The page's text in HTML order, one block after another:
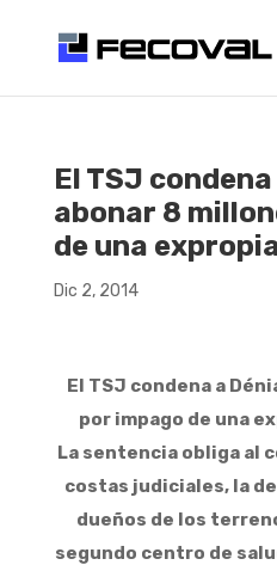
El TSJ
abonar 8
de una
Dic 2, 2014
El TSJ condena a
por impago de una
La sentencia obliga al
costas judiciales, la
dueños de los
segundo centro de